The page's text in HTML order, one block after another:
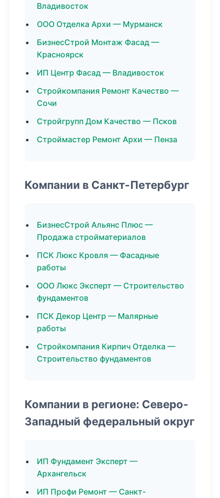
Владивосток
ООО Отделка Архи — Мурманск
БизнесСтрой Монтаж Фасад —
Красноярск
ИП Центр Фасад — Владивосток
Стройкомпания Ремонт Качество —
Сочи
Стройгрупп Дом Качество — Псков
Строймастер Ремонт Архи — Пенза
Компании в Санкт-Петербург
БизнесСтрой Альянс Плюс —
Продажа стройматериалов
ПСК Люкс Кровля — Фасадные
работы
ООО Люкс Эксперт — Строительство
фундаментов
ПСК Декор Центр — Малярные
работы
Стройкомпания Кирпич Отделка —
Строительство фундаментов
Компании в регионе: Северо-
Западный федеральный округ
ИП Фундамент Эксперт —
Архангельск
ИП Профи Ремонт — Санкт-